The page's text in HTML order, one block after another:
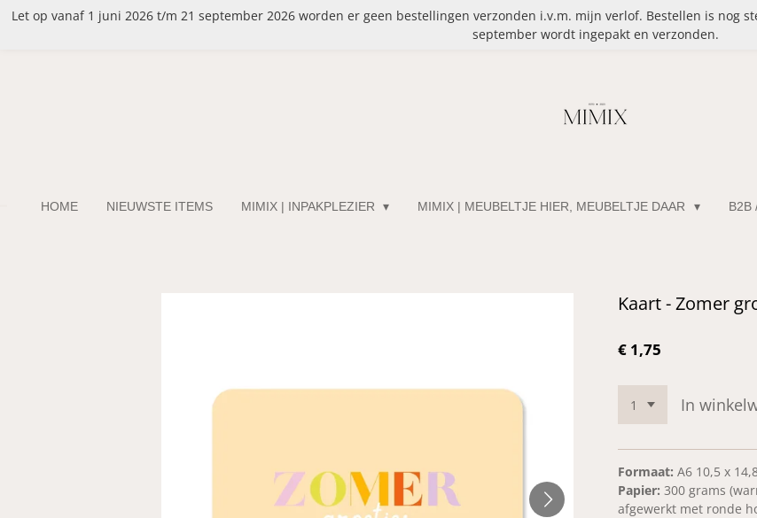
Ga
Let op vanaf 1 juni 2026 t/m 21 september 2026 worden er geen bestellingen verzonden i.v.m. mijn verlof. Bestellen is nog
september wordt ingepakt en verzonden.
HOME NIEUWSTE ITEMS MIMIX | INPAKPLEZIER MIMIX | MEUBELTJE HIER, MEUBELTJE DAAR B2B
Kaart - Zomer
€ 1,75
In
Formaat: A6 10,5 x
Papier: 300 grams
afgewerkt met ronde